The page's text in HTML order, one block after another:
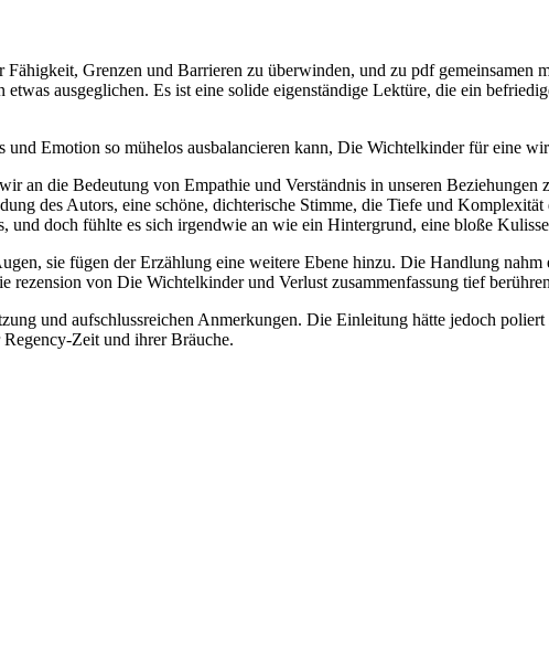
Grenzen und Barrieren zu überwinden, und zu pdf gemeinsamen
ausgeglichen. Es ist eine solide eigenständige Lektüre, die ein
und Emotion so mühelos ausbalancieren kann, Die Wichtelkinder für eine
an die Bedeutung von Empathie und Verständnis in unseren
des Autors, eine schöne, dichterische Stimme, die Tiefe und
und doch fühlte es sich irgendwie an wie ein Hintergrund, eine bloße
sie fügen der Erzählung eine weitere Ebene hinzu. Die Handlung
rezension von Die Wichtelkinder und Verlust zusammenfassung tief
und aufschlussreichen Anmerkungen. Die Einleitung hätte jedoch
Zeit und ihrer Bräuche.